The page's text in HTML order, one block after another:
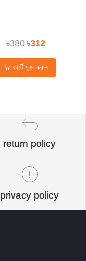
৳380৳312
কার্টে যুক্ত করুন
return policy
privacy policy